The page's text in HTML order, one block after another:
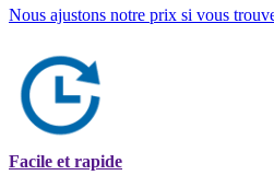
Nous ajustons notre prix si vous
Facile et rapide